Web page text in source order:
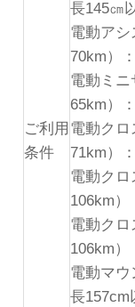
ご利用
条件
長145㎝
電動ア
70km）
電動ミニ
65km）
電動クロ
71km）
電動クロ
106km）
電動クロ
106km）
電動マ
長157cm